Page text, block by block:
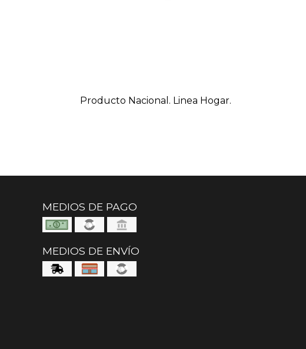
Producto Nacional. Linea Hogar.
MEDIOS DE PAGO
MEDIOS DE ENVÍO